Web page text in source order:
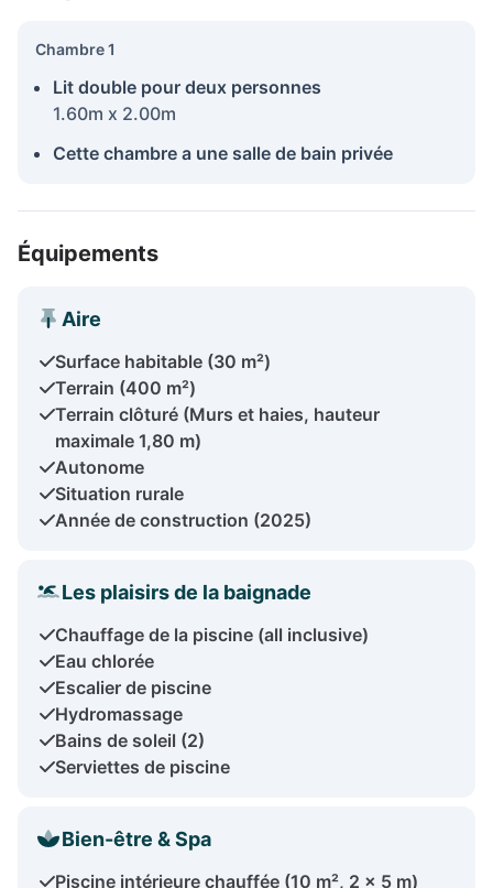
Chambre 1
Lit double pour deux personnes
1.60m x 2.00m
Cette chambre a une salle de bain privée
Équipements
Aire
Surface habitable (30 m²)
Terrain (400 m²)
Terrain clôturé (Murs et haies, hauteur
maximale 1,80 m)
Autonome
Situation rurale
Année de construction (2025)
Les plaisirs de la baignade
Chauffage de la piscine (all inclusive)
Eau chlorée
Escalier de piscine
Hydromassage
Bains de soleil (2)
Serviettes de piscine
Bien-être & Spa
Piscine intérieure chauffée (10 m², 2 x 5 m)